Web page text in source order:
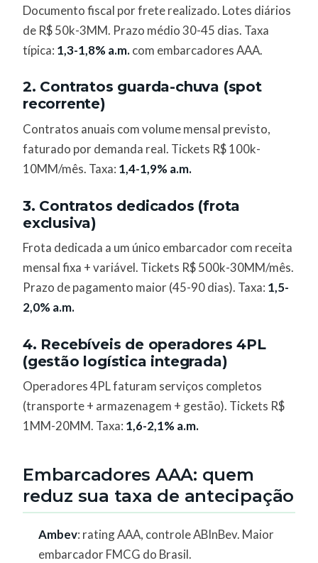
Documento fiscal por frete realizado. Lotes diários
de R$ 50k-3MM. Prazo médio 30-45 dias. Taxa
típica: 1,3-1,8% a.m. com embarcadores AAA.
2. Contratos guarda-chuva (spot
recorrente)
Contratos anuais com volume mensal previsto,
faturado por demanda real. Tickets R$ 100k-
10MM/mês. Taxa: 1,4-1,9% a.m.
3. Contratos dedicados (frota
exclusiva)
Frota dedicada a um único embarcador com receita
mensal fixa + variável. Tickets R$ 500k-30MM/mês.
Prazo de pagamento maior (45-90 dias). Taxa: 1,5-
2,0% a.m.
4. Recebíveis de operadores 4PL
(gestão logística integrada)
Operadores 4PL faturam serviços completos
(transporte + armazenagem + gestão). Tickets R$
1MM-20MM. Taxa: 1,6-2,1% a.m.
Embarcadores AAA: quem
reduz sua taxa de antecipação
Ambev: rating AAA, controle ABInBev. Maior
embarcador FMCG do Brasil.